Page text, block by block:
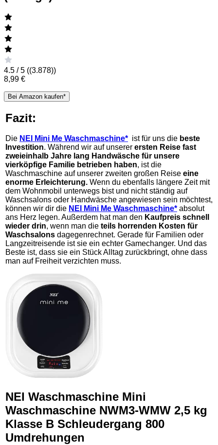
4.5 / 5 ((3.878))
8,99 €
Bei Amazon kaufen*
Fazit:
Die NEI Mini Me Waschmaschine* ist für uns die beste
Investition. Während wir auf unserer ersten Reise fast
zweieinhalb Jahre lang Handwäsche für unsere
vierköpfige Familie betrieben haben, ist die
Waschmaschine auf unserer zweiten großen Reise eine
enorme Erleichterung. Wenn du ebenfalls längere Zeit mit
dem Wohnmobil unterwegs bist und nicht ständig auf
Waschsalons oder Handwäsche angewiesen sein möchtest,
können wir dir die NEI Mini Me Waschmaschine* absolut
ans Herz legen. Außerdem hat man den Kaufpreis schnell
wieder drin, wenn man die teils horrenden Kosten für
Waschsalons dagegenrechnet. Gerade für Familien oder
Langzeitreisende ist sie ein echter Gamechanger. Und das
Beste ist, dass sie ein Stück Alltag zurückbringt, ohne dass
man auf Freiheit verzichten muss.
NEI Waschmaschine Mini
Waschmaschine NWM3-WMW 2,5 kg
Klasse B Schleudergang 800
Umdrehungen